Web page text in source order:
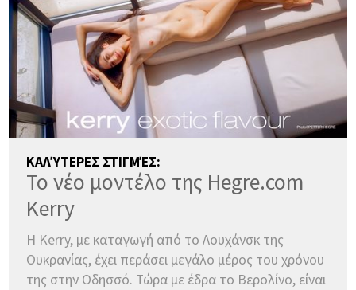
ΚΑΛΎΤΕΡΕΣ ΣΤΙΓΜΈΣ:
Το νέο μοντέλο της Hegre.com
Kerry
Η Kerry, με καταγωγή από το Λουχάνσκ της
Ουκρανίας, έχει περάσει μεγάλο μέρος του χρόνου
της στην Οδησσό. Τώρα με έδρα το Βερολίνο, είναι